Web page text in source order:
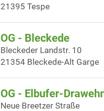
21395 Tespe
OG - Bleckede
Bleckeder Landstr. 10
21354 Bleckede-Alt Garge
OG - Elbufer-
Neue Breetzer Straße